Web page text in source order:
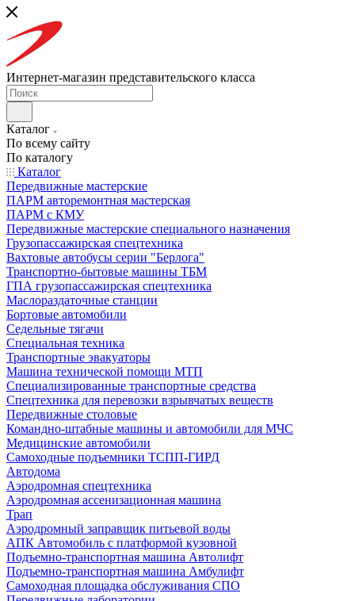
Интернет-магазин представительского класса
Каталог
По всему сайту
По каталогу
Каталог
Передвижные мастерские
ПАРМ авторемонтная мастерская
ПАРМ с КМУ
Передвижные мастерские специального назначения
Грузопассажирская спецтехника
Вахтовые автобусы серии "Берлога"
Транспортно-бытовые машины ТБМ
ГПА грузопассажирская спецтехника
Маслораздаточные станции
Бортовые автомобили
Седельные тягачи
Специальная техника
Транспортные эвакуаторы
Машина технической помощи МТП
Специализированные транспортные средства
Спецтехника для перевозки взрывчатых веществ
Передвижные столовые
Командно-штабные машины и автомобили для МЧС
Медицинские автомобили
Самоходные подъемники ТСПП-ГИРД
Автодома
Аэродромная спецтехника
Аэродромная ассенизационная машина
Трап
Аэродромный заправщик питьевой воды
АПК Автомобиль с платформой кузовной
Подъемно-транспортная машина Автолифт
Подъемно-транспортная машина Амбулифт
Самоходная площадка обслуживания СПО